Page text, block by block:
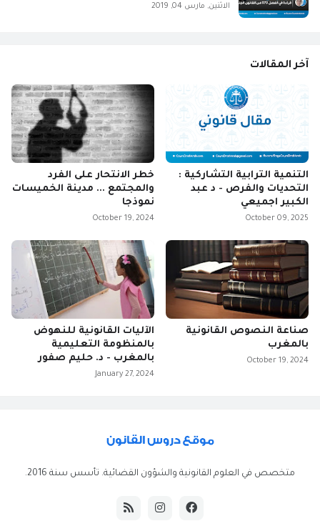
الاثنين, مارس 04, 2019
آخر المقالات
التنمية الترابية التشاركية :
التحديات والفرص - د عبد
الكبير اجميعي
October 09, 2025
خطر الانتحار على الفرد
والمجتمع ... مدينة الخميسات
نموذجا
October 19, 2024
صناعة النصوص القانونية
بالمغرب
October 19, 2024
الآليات القانونية للنهوض
بالمنظومة التعليمية
بالمغرب - د. حليم صفور
January 27, 2024
متخصص في العلوم القانونية والشؤون القضائية. تأسس سنة 2016.